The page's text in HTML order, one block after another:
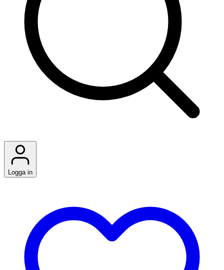
Logga in